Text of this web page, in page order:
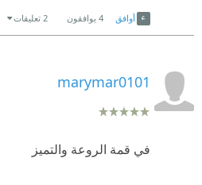
أوافق 4 يوافقون 2 تعليقات
marymar0101
في قمة الروعة والتميز